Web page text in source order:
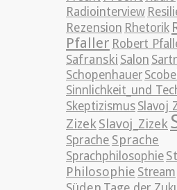
Radiointerview
Rezension Rhetorik
Pfaller Robert
Safranski Salon
Schopenhauer Scobel
Sinnlichkeit_und
Skeptizismus Slavoj
ZizekSlavoj_Zizek
Sprache Sprache
Sprachphilosophie
Philosophie Stream